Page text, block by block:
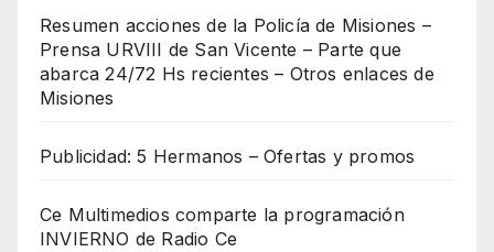
Resumen acciones de la Policía de Misiones –
Prensa URVIII de San Vicente – Parte que
abarca 24/72 Hs recientes – Otros enlaces de
Misiones
Publicidad: 5 Hermanos – Ofertas y promos
Ce Multimedios comparte la programación
INVIERNO de Radio Ce